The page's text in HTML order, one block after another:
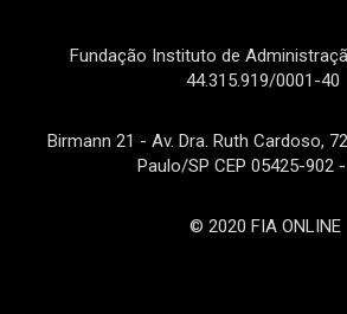
Fundação Instituto de
44.315.919/0001-40
Birmann 21 - Av. Dra. Ruth Cardoso,
Paulo/SP CEP 05425-902
© 2020 FIA ONLINE